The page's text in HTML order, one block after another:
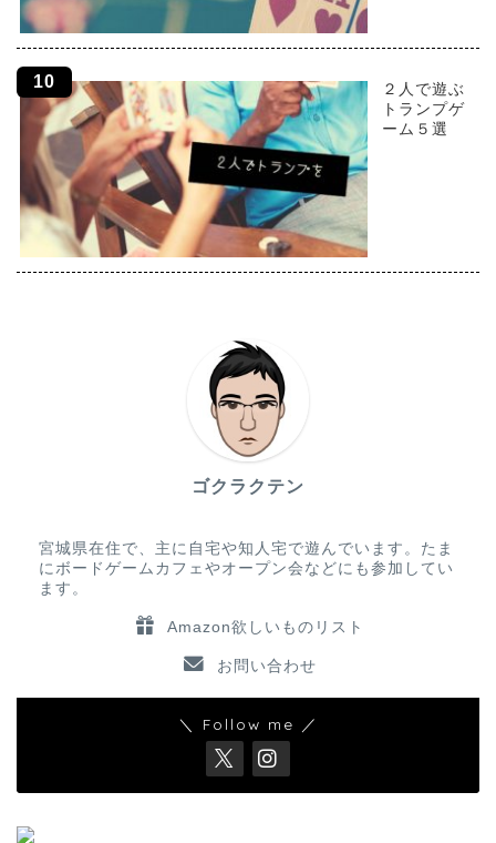
２人で遊ぶ
トランプゲ
ーム５選
ゴクラクテン
宮城県在住で、主に自宅や知人宅で遊んでいます。たま
にボードゲームカフェやオープン会などにも参加してい
ます。
Amazon欲しいものリスト
お問い合わせ
＼ Follow me ／